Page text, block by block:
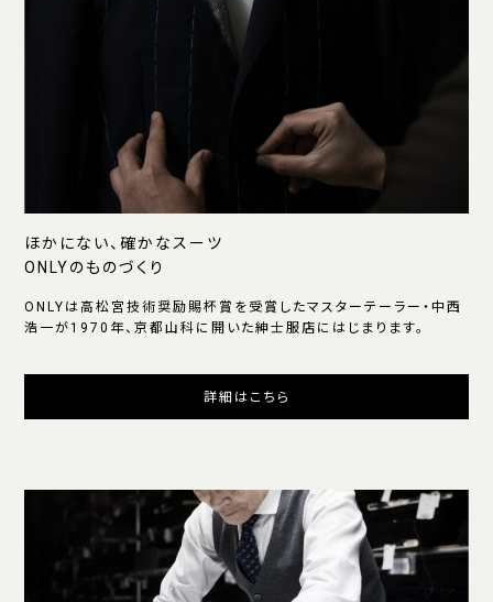
ほかにない、確かなスーツ
ONLYのものづくり
ONLYは高松宮技術奨励賜杯賞を受賞したマスターテーラー・中西
浩一が1970年、京都山科に開いた紳士服店にはじまります。
詳細はこちら